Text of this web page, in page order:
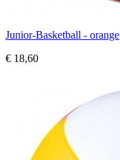
Junior-Basketball - orange
€ 18,60